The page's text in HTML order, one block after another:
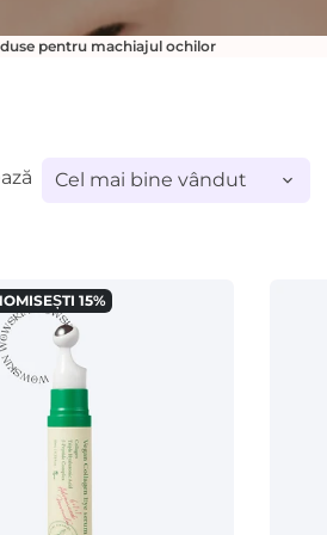
pentru machiajul ochilor
15%